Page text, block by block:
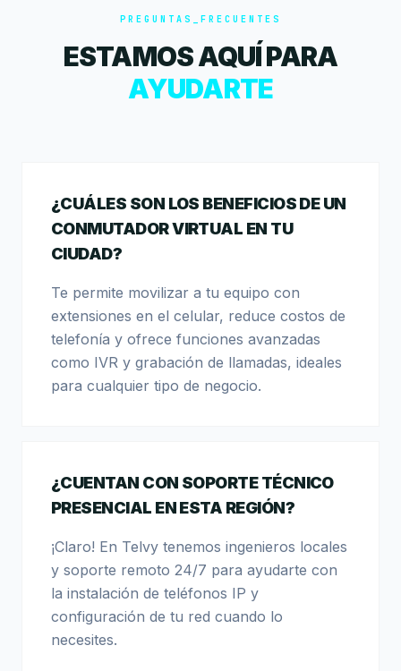
PREGUNTAS_FRECUENTES
ESTAMOS AQUÍ PARA
AYUDARTE
¿CUÁLES SON LOS BENEFICIOS DE UN
CONMUTADOR VIRTUAL EN TU
CIUDAD?
Te permite movilizar a tu equipo con
extensiones en el celular, reduce costos de
telefonía y ofrece funciones avanzadas
como IVR y grabación de llamadas, ideales
para cualquier tipo de negocio.
¿CUENTAN CON SOPORTE TÉCNICO
PRESENCIAL EN ESTA REGIÓN?
¡Claro! En Telvy tenemos ingenieros locales
y soporte remoto 24/7 para ayudarte con
la instalación de teléfonos IP y
configuración de tu red cuando lo
necesites.